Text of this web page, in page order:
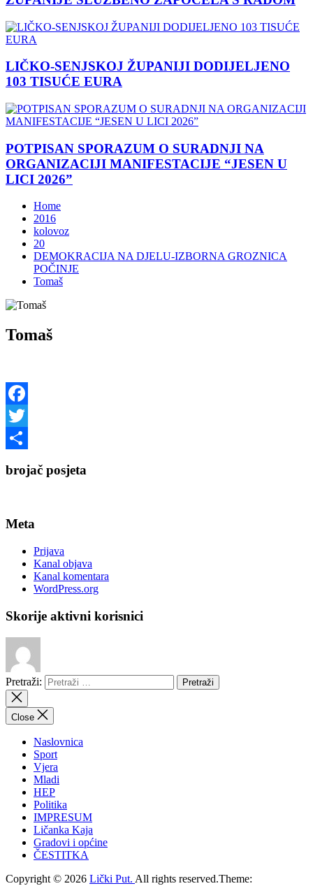
LIČKO-SENJSKOJ ŽUPANIJI DODIJELJENO
103 TISUĆE EURA
POTPISAN SPORAZUM O SURADNJI NA
ORGANIZACIJI MANIFESTACIJE “JESEN U
LICI 2026”
Home
2016
kolovoz
20
DEMOKRACIJA NA DJELU-IZBORNA GROZNICA
POČINJE
Tomaš
Tomaš
Facebook
Twitter
brojač posjeta
Meta
Prijava
Kanal objava
Kanal komentara
WordPress.org
Skorije aktivni korisnici
Pretraži:
Close
Naslovnica
Sport
Vjera
Mladi
HEP
Politika
IMPRESUM
Ličanka Kaja
Gradovi i općine
ČESTITKA
Copyright © 2026 Lički Put. All rights reserved.Theme: